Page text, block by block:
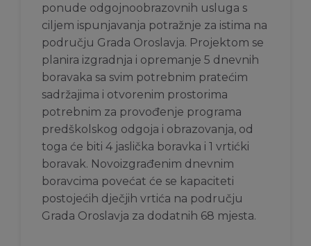
ponude odgojnoobrazovnih usluga s
ciljem ispunjavanja potražnje za istima na
području Grada Oroslavja. Projektom se
planira izgradnja i opremanje 5 dnevnih
boravaka sa svim potrebnim pratećim
sadržajima i otvorenim prostorima
potrebnim za provođenje programa
predškolskog odgoja i obrazovanja, od
toga će biti 4 jaslička boravka i 1 vrtićki
boravak. Novoizgrađenim dnevnim
boravcima povećat će se kapaciteti
postojećih dječjih vrtića na području
Grada Oroslavja za dodatnih 68 mjesta.